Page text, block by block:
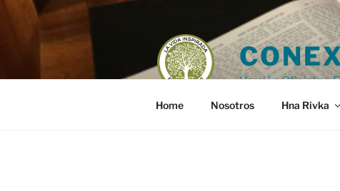
Skip
Versión Oficial en
Home Nosotros Hna Rivka